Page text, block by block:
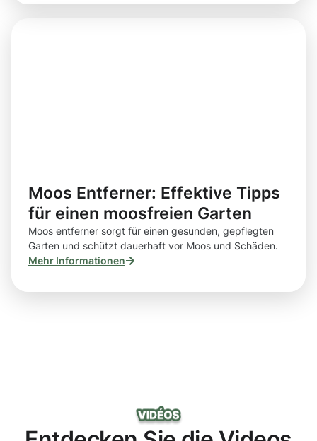
Moos Entferner: Effektive Tipps
für einen moosfreien Garten
Moos entferner sorgt für einen gesunden, gepflegten
Garten und schützt dauerhaft vor Moos und Schäden.
Mehr Informationen